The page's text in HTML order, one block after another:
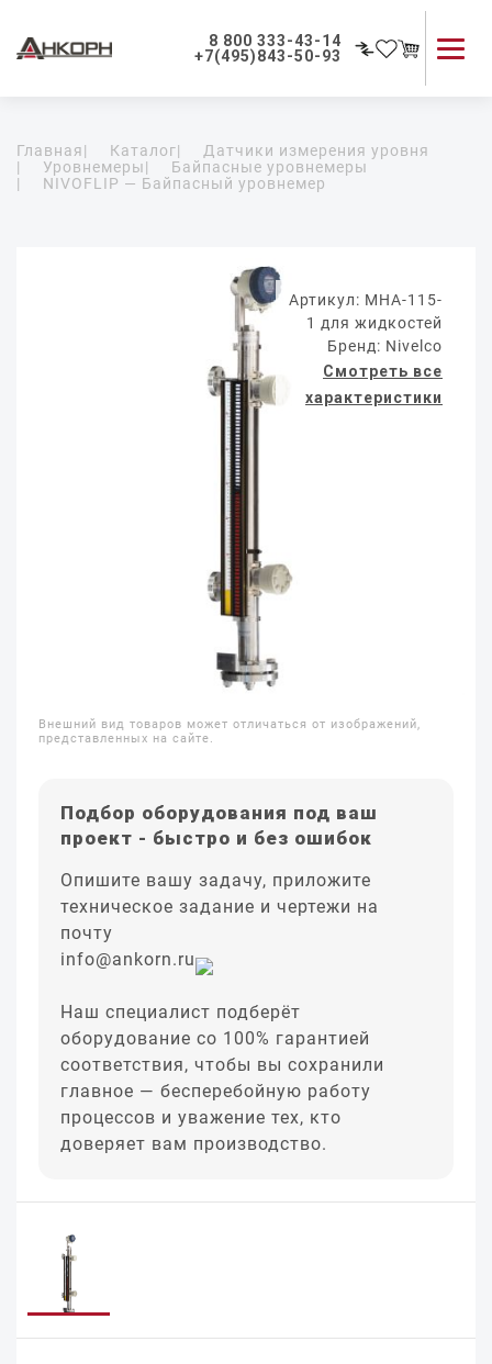
8 800 333-43-14
+7(495)843-50-93
Применение приборов
Главная| Каталог|
Датчики измерения уровня
|
Уровнемеры|
Байпасные уровнемеры
|
NIVOFLIP — Байпасный уровнемер
Артикул: MHA-115-
1 для жидкостей
Бренд: Nivelco
Смотреть все
характеристики
Внешний вид товаров может отличаться от изображений,
представленных на сайте.
Подбор оборудования под ваш
проект - быстро и без ошибок
Опишите вашу задачу, приложите
техническое задание и чертежи на
почту
info@ankorn.ru
Наш специалист подберёт
оборудование со 100% гарантией
соответствия, чтобы вы сохранили
главное — бесперебойную работу
процессов и уважение тех, кто
доверяет вам производство.